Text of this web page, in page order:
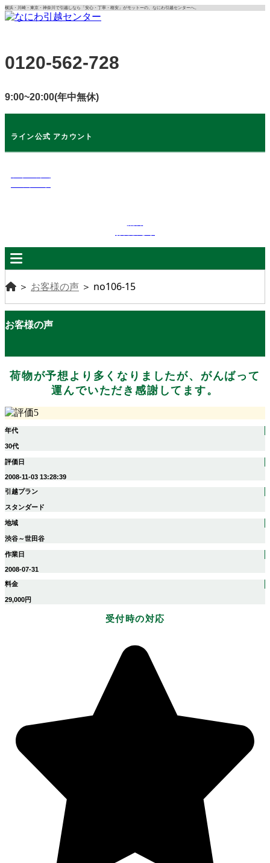
コ
ン
ツ
キ
ッ
横浜・川崎・東京・神奈川で引越しなら「安心・丁寧・格安」がモットーの、なにわ引越センターへ。
0120-562-728
9:00~20:00(年中無休)
ライン公式 アカウント
＞ お客様の声 ＞ no106-15
お客様の声
荷物が予想より多くなりましたが、がんばって
運んでいただき感謝してます。
年代
30代
評価日
2008-11-03 13:28:39
引越プラン
スタンダード
地域
渋谷～世田谷
作業日
2008-07-31
料金
29,000円
受付時の対応